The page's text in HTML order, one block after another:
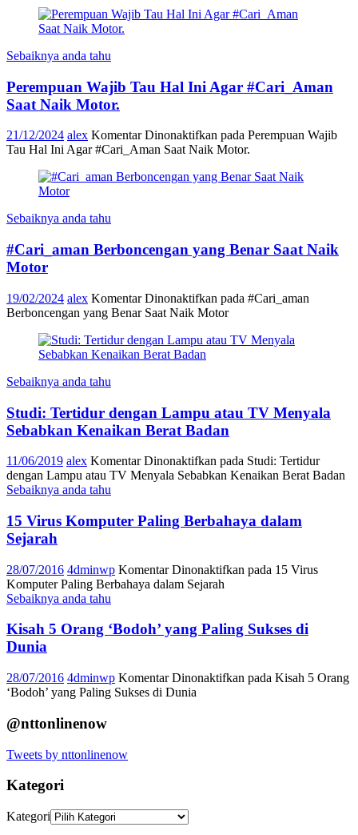
Sebaiknya anda tahu
Perempuan Wajib Tau Hal Ini Agar #Cari_Aman
Saat Naik Motor.
21/12/2024 alex Komentar Dinonaktifkan pada Perempuan Wajib
Tau Hal Ini Agar #Cari_Aman Saat Naik Motor.
Sebaiknya anda tahu
#Cari_aman Berboncengan yang Benar Saat Naik
Motor
19/02/2024 alex Komentar Dinonaktifkan pada #Cari_aman
Berboncengan yang Benar Saat Naik Motor
Sebaiknya anda tahu
Studi: Tertidur dengan Lampu atau TV Menyala
Sebabkan Kenaikan Berat Badan
11/06/2019 alex Komentar Dinonaktifkan pada Studi: Tertidur
dengan Lampu atau TV Menyala Sebabkan Kenaikan Berat Badan
Sebaiknya anda tahu
15 Virus Komputer Paling Berbahaya dalam
Sejarah
28/07/2016 4dminwp Komentar Dinonaktifkan pada 15 Virus
Komputer Paling Berbahaya dalam Sejarah
Sebaiknya anda tahu
Kisah 5 Orang ‘Bodoh’ yang Paling Sukses di
Dunia
28/07/2016 4dminwp Komentar Dinonaktifkan pada Kisah 5 Orang
‘Bodoh’ yang Paling Sukses di Dunia
@nttonlinenow
Tweets by nttonlinenow
Kategori
Kategori